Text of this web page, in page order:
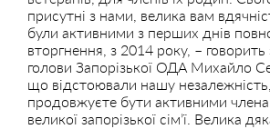
присутні з нами, велика вам
були активними з перших днів
вторгнення, з 2014 року, – говорить
голови Запорізької ОДА Михайло
що відстоювали нашу
продовжуєте бути активними
великої запорізької сім’ї. Велика